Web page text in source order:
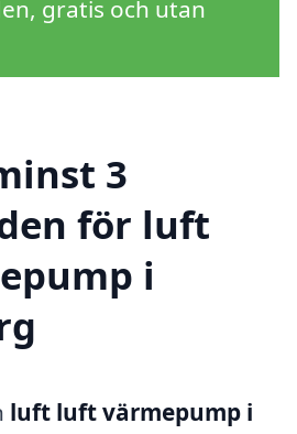
gratis och utan
3
för luft
i
luft luft värmepump i